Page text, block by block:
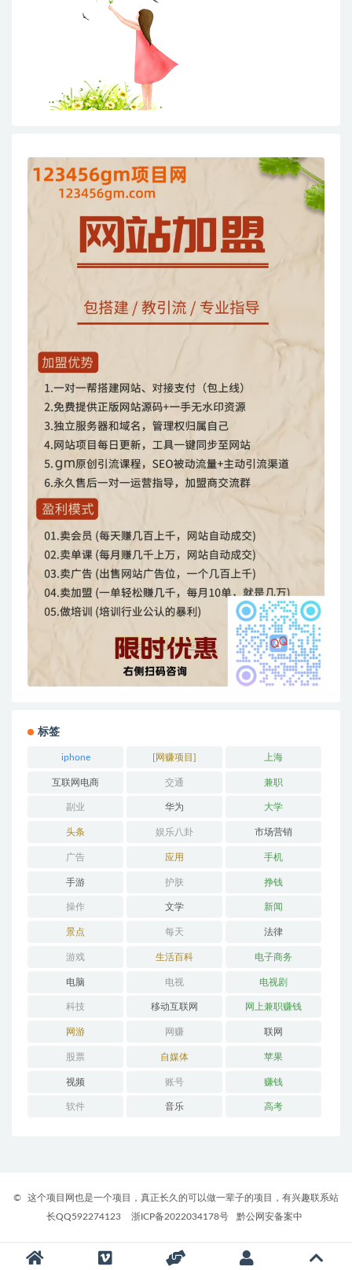
标签
iphone [网赚项目] 上海
互联网电商 交通 兼职
副业 华为 大学
头条 娱乐八卦 市场营销
广告 应用 手机
手游 护肤 挣钱
操作 文学 新闻
景点 每天 法律
游戏 生活百科 电子商务
电脑 电视 电视剧
科技 移动互联网 网上兼职赚钱
网游 网赚 联网
股票 自媒体 苹果
视频 账号 赚钱
软件 音乐 高考
©
这个项目网也是一个项目，真正长久的可以做一辈子的项目，有兴趣联系站
长QQ592274123
浙ICP备2022034178号 黔公网安备案中